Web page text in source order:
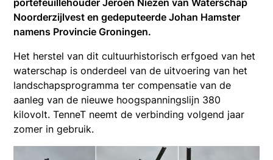
Noorderzijlvest en gedeputeerde Johan Hamster
namens Provincie Groningen.
Het herstel van dit cultuurhistorisch erfgoed van het
waterschap is onderdeel van de uitvoering van het
landschapsprogramma ter compensatie van de
aanleg van de nieuwe hoogspanningslijn 380
kilovolt. TenneT neemt de verbinding volgend jaar
zomer in gebruik.